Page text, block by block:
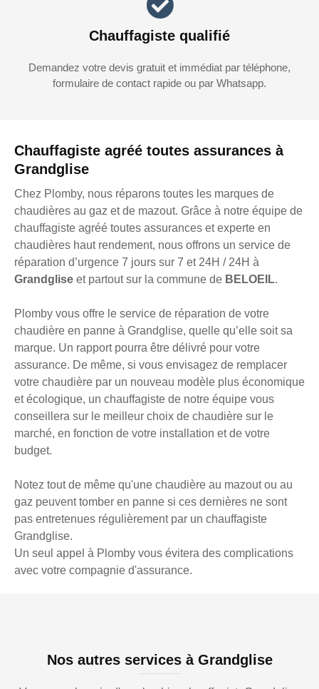
Chauffagiste agréé toutes assurances à
Grandglise
Chez Plomby, nous réparons toutes les marques de
chaudières au gaz et de mazout. Grâce à notre équipe de
chauffagiste agréé toutes assurances et experte en
chaudières haut rendement, nous offrons un service de
réparation d’urgence 7 jours sur 7 et 24H / 24H à
Grandglise et partout sur la commune de BELOEIL.
Plomby vous offre le service de réparation de votre
chaudière en panne à Grandglise, quelle qu’elle soit sa
marque. Un rapport pourra être délivré pour votre
assurance. De même, si vous envisagez de remplacer
votre chaudière par un nouveau modèle plus économique
et écologique, un chauffagiste de notre équipe vous
conseillera sur le meilleur choix de chaudière sur le
marché, en fonction de votre installation et de votre
budget.
Notez tout de même qu'une chaudière au mazout ou au
gaz peuvent tomber en panne si ces dernières ne sont
pas entretenues régulièrement par un chauffagiste
Grandglise.
Un seul appel à Plomby vous évitera des complications
avec votre compagnie d'assurance.
Chauffagiste qualifié
Demandez votre devis gratuit et immédiat par téléphone,
formulaire de contact rapide ou par Whatsapp.
Nos autres services à Grandglise